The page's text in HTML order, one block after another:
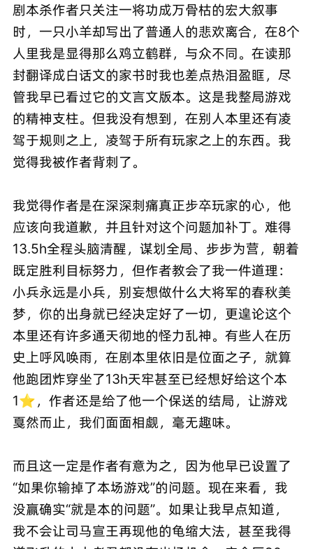
剧本杀作者只关注一将功成万骨枯的宏大叙事
时，一只小羊却写出了普通人的悲欢离合，在8个
人里我是显得那么鸡立鹤群，与众不同。在读那
封翻译成白话文的家书时我也差点热泪盈眶，尽
管我早已看过它的文言文版本。这是我整局游戏
的精神支柱。但我没有想到，在别人本里还有凌
驾于规则之上，凌驾于所有玩家之上的东西。我
觉得我被作者背刺了。
我觉得作者是在深深刺痛真正步卒玩家的心，他
应该向我道歉，并且针对这个问题加补丁。难得
13.5h全程头脑清醒，谋划全局、步步为营，朝着
既定胜利目标努力，但作者教会了我一件道理：
小兵永远是小兵，别妄想做什么大将军的春秋美
梦，你的出身就已经决定好了一切，更遑论这个
本里还有许多通天彻地的怪力乱神。有些人在历
史上呼风唤雨，在剧本里依旧是位面之子，就算
他跑团炸穿坐了13h天牢甚至已经想好给这个本
1⭐，作者还是给了他一个保送的结局，让游戏
戛然而止，我们面面相觑，毫无趣味。
而且这一定是作者有意为之，因为他早已设置了
“如果你输掉了本场游戏”的问题。现在来看，我
没赢确实“就是本的问题”。如果让我早点知道，
我不会让司马宣王再现他的龟缩大法，甚至我得